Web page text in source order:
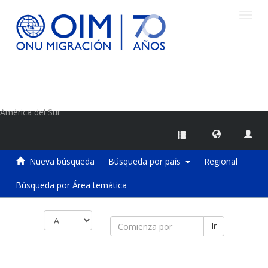
América del Sur
Nueva búsqueda Búsqueda por país Regional
Búsqueda por Área temática
Ir